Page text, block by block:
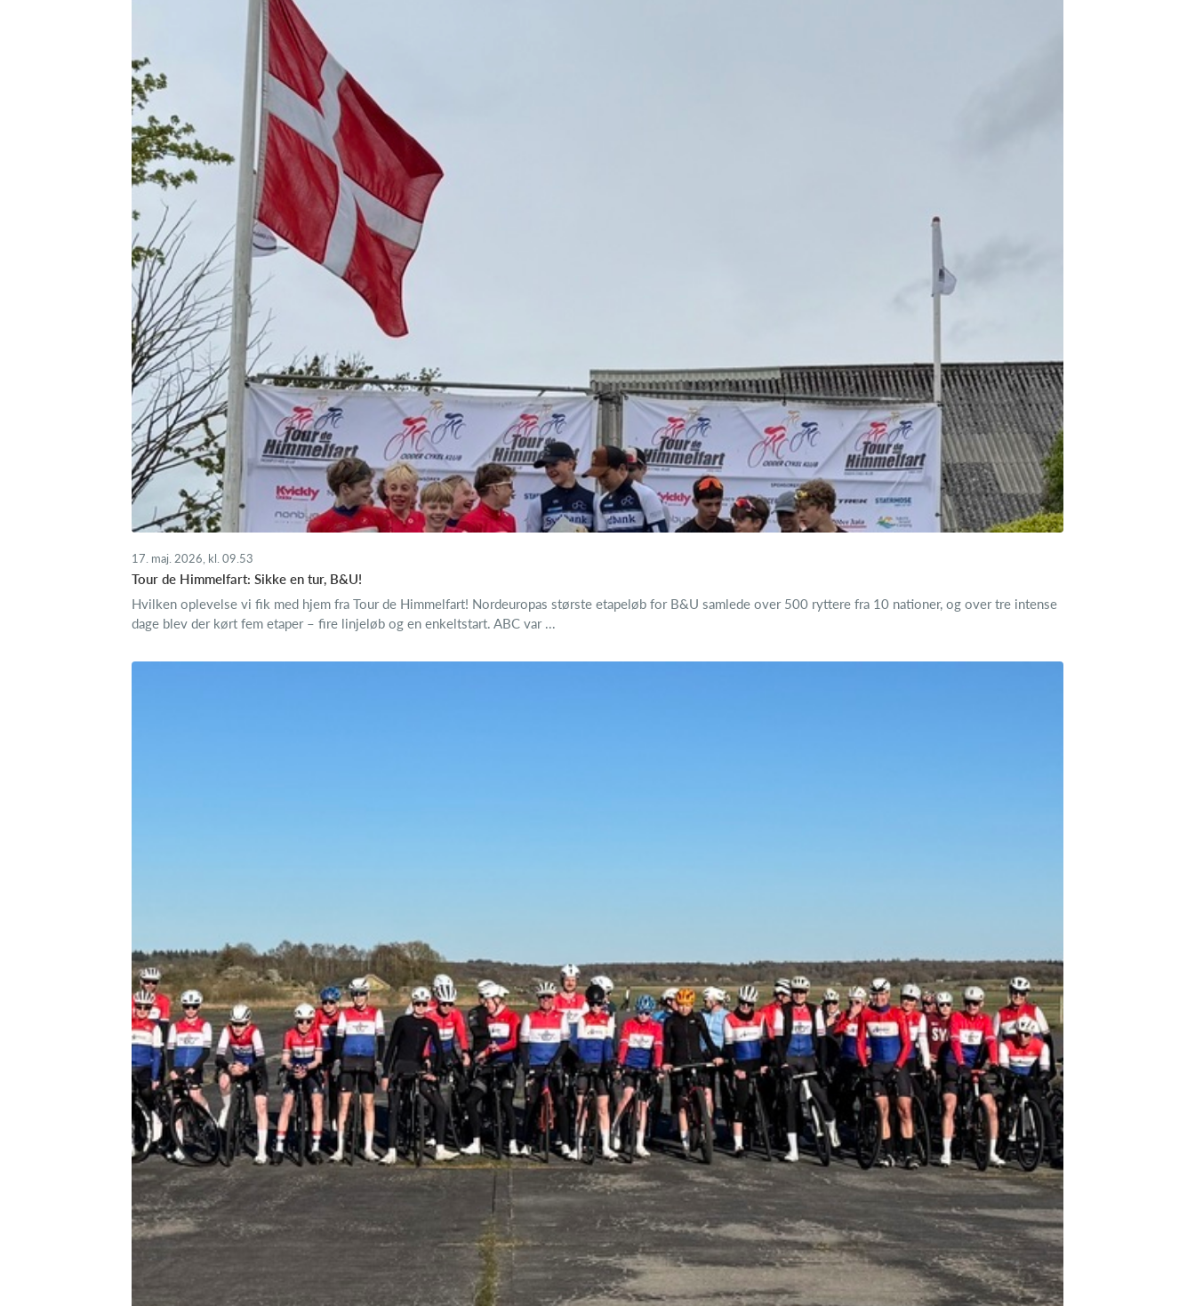
17. maj. 2026, kl. 09.53
Tour de Himmelfart: Sikke en tur, B&U!
Hvilken oplevelse vi fik med hjem fra Tour de Himmelfart! Nordeuropas største etapeløb for B&U samlede over 500 ryttere fra 10 nationer, og over tre intense
dage blev der kørt fem etaper – fire linjeløb og en enkeltstart. ABC var ...